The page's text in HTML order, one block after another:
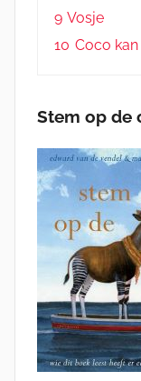
9 Vosje
10 Coco
Stem op de